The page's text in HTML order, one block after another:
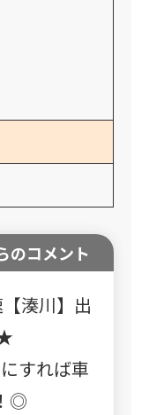
のコメント
湊川】出
すれば車
◎